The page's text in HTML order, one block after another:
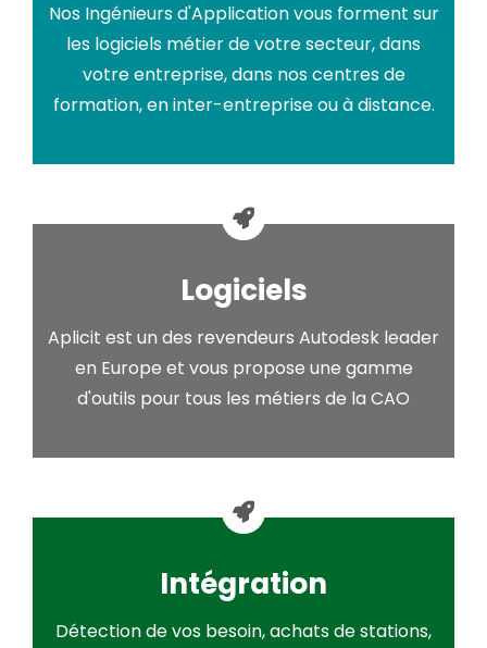
Nos Ingénieurs d'Application vous forment sur
les logiciels métier de votre secteur, dans
votre entreprise, dans nos centres de
formation, en inter-entreprise ou à distance.
Logiciels
Aplicit est un des revendeurs Autodesk leader
en Europe et vous propose une gamme
d'outils pour tous les métiers de la CAO
Intégration
Détection de vos besoin, achats de stations,